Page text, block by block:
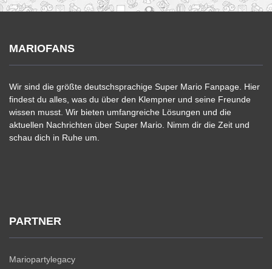
MARIOFANS
Wir sind die größte deutschsprachige Super Mario Fanpage. Hier
findest du alles, was du über den Klempner und seine Freunde
wissen musst. Wir bieten umfangreiche Lösungen und die
aktuellen Nachrichten über Super Mario. Nimm dir die Zeit und
schau dich in Ruhe um.
PARTNER
Mariopartylegacy